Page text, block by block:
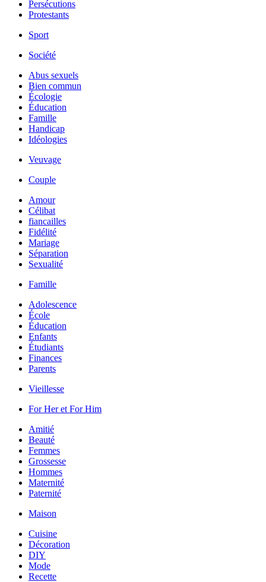
Persécutions
Protestants
Sport
Société
Abus sexuels
Bien commun
Écologie
Éducation
Famille
Handicap
Idéologies
Veuvage
Couple
Amour
Célibat
fiancailles
Fidélité
Mariage
Séparation
Sexualité
Famille
Adolescence
École
Éducation
Enfants
Étudiants
Finances
Parents
Vieillesse
For Her et For Him
Amitié
Beauté
Femmes
Grossesse
Hommes
Maternité
Paternité
Maison
Cuisine
Décoration
DIY
Mode
Recette